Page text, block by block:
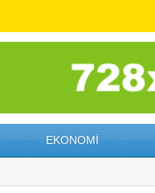
EKONOMİ